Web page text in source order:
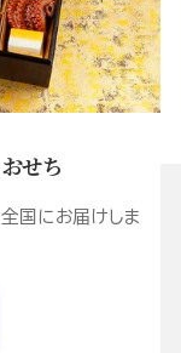
せち
国にお届けしま